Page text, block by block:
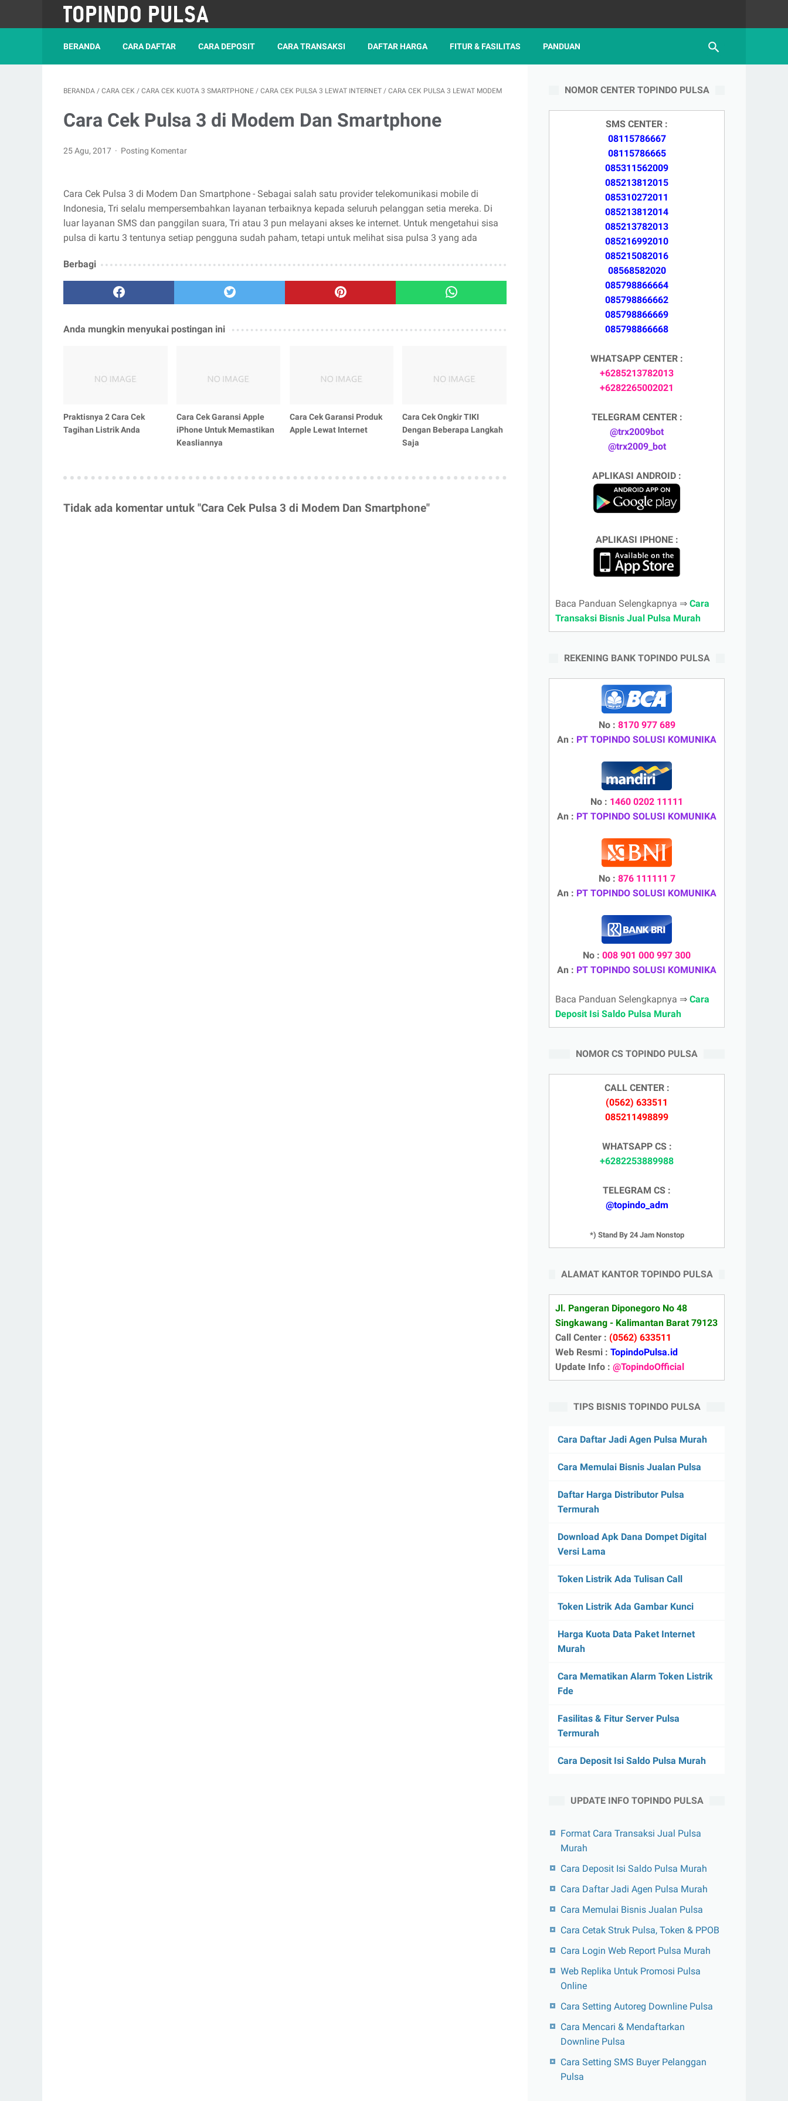
BERANDA CARA DAFTAR CARA DEPOSIT CARA TRANSAKSI DAFTAR HARGA FITUR & FASILITAS PANDUAN
BERANDA / CARA CEK / CARA CEK KUOTA 3 SMARTPHONE / CARA CEK PULSA 3 LEWAT INTERNET / CARA CEK PULSA 3 LEWAT MODEM
Cara Cek Pulsa 3 di Modem Dan Smartphone
25 Agu, 2017 Posting Komentar
Cara Cek Pulsa 3 di Modem Dan Smartphone - Sebagai salah satu provider telekomunikasi mobile di
Indonesia, Tri selalu mempersembahkan layanan terbaiknya kepada seluruh pelanggan setia mereka. Di
luar layanan SMS dan panggilan suara, Tri atau 3 pun melayani akses ke internet. Untuk mengetahui sisa
pulsa di kartu 3 tentunya setiap pengguna sudah paham, tetapi untuk melihat sisa pulsa 3 yang ada
Berbagi
Anda mungkin menyukai postingan ini
Praktisnya 2 Cara Cek
Tagihan Listrik Anda
Cara Cek Garansi Apple
iPhone Untuk Memastikan
Keasliannya
Cara Cek Garansi Produk
Apple Lewat Internet
Cara Cek Ongkir TIKI
Dengan Beberapa Langkah
Saja
Tidak ada komentar untuk "Cara Cek Pulsa 3 di Modem Dan Smartphone"
NOMOR CENTER TOPINDO PULSA
SMS CENTER :
08115786667
08115786665
085311562009
085213812015
085310272011
085213812014
085213782013
085216992010
085215082016
08568582020
085798866664
085798866662
085798866669
085798866668
WHATSAPP CENTER :
+6285213782013
+6282265002021
TELEGRAM CENTER :
@trx2009bot
@trx2009_bot
APLIKASI ANDROID :
APLIKASI IPHONE :
Baca Panduan Selengkapnya ⇒ Cara
Transaksi Bisnis Jual Pulsa Murah
REKENING BANK TOPINDO PULSA
No : 8170 977 689
An : PT TOPINDO SOLUSI KOMUNIKA
No : 1460 0202 11111
An : PT TOPINDO SOLUSI KOMUNIKA
No : 876 111111 7
An : PT TOPINDO SOLUSI KOMUNIKA
No : 008 901 000 997 300
An : PT TOPINDO SOLUSI KOMUNIKA
Baca Panduan Selengkapnya ⇒ Cara
Deposit Isi Saldo Pulsa Murah
NOMOR CS TOPINDO PULSA
CALL CENTER :
(0562) 633511
085211498899
WHATSAPP CS :
+6282253889988
TELEGRAM CS :
@topindo_adm
*) Stand By 24 Jam Nonstop
ALAMAT KANTOR TOPINDO PULSA
Jl. Pangeran Diponegoro No 48
Singkawang - Kalimantan Barat 79123
Call Center : (0562) 633511
Web Resmi : TopindoPulsa.id
Update Info : @TopindoOfficial
TIPS BISNIS TOPINDO PULSA
Cara Daftar Jadi Agen Pulsa Murah
Cara Memulai Bisnis Jualan Pulsa
Daftar Harga Distributor Pulsa
Termurah
Download Apk Dana Dompet Digital
Versi Lama
Token Listrik Ada Tulisan Call
Token Listrik Ada Gambar Kunci
Harga Kuota Data Paket Internet
Murah
Cara Mematikan Alarm Token Listrik
Fde
Fasilitas & Fitur Server Pulsa
Termurah
Cara Deposit Isi Saldo Pulsa Murah
UPDATE INFO TOPINDO PULSA
Format Cara Transaksi Jual Pulsa
Murah
Cara Deposit Isi Saldo Pulsa Murah
Cara Daftar Jadi Agen Pulsa Murah
Cara Memulai Bisnis Jualan Pulsa
Cara Cetak Struk Pulsa, Token & PPOB
Cara Login Web Report Pulsa Murah
Web Replika Untuk Promosi Pulsa
Online
Cara Setting Autoreg Downline Pulsa
Cara Mencari & Mendaftarkan
Downline Pulsa
Cara Setting SMS Buyer Pelanggan
Pulsa